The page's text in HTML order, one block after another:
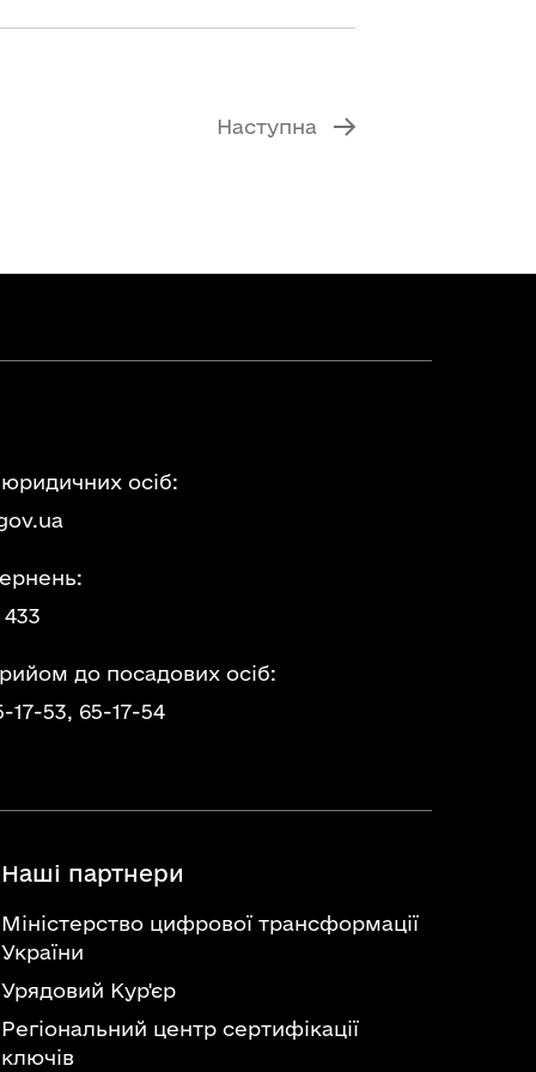
Наступна
осіб:
до посадових осіб:
17-53, 65-17-54
Наші партнери
Міністерство цифрової трансформації
України
Урядовий Кур'єр
Регіональний центр сертифікації
ключів